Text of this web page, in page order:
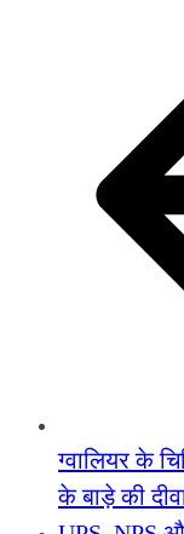
ग्वालियर के
के बाड़े की